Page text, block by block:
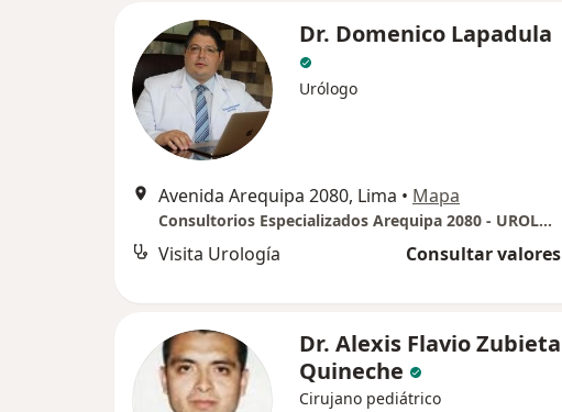
Dr. Domenico Lapadula
Urólogo
Avenida Arequipa 2080, Lima • Mapa
Consultorios Especializados Arequipa 2080 - UROLOGIA
Visita Urología Consultar valores
Dr. Alexis Flavio Zubieta
Quineche
Cirujano pediátrico